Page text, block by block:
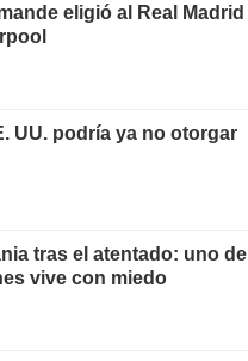
eligió al Real Madrid
UU. podría ya no otorgar
tras el atentado: uno de
vive con miedo